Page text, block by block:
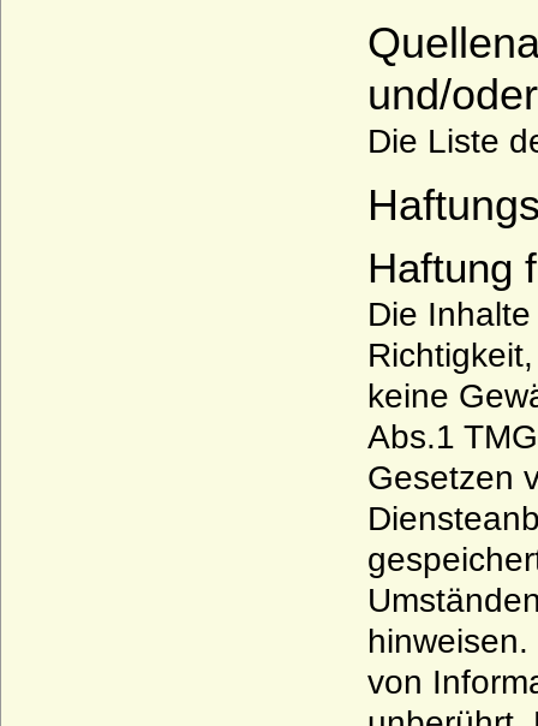
und/
Die Liste
Haftung
Die
keine
Abs.1
Gesetzen
von